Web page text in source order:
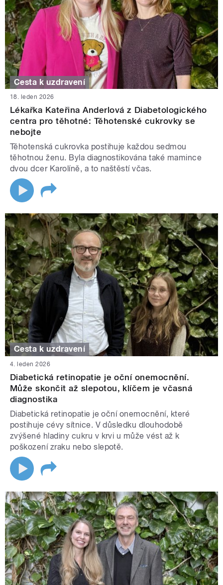
Cesta k uzdravení
18. leden 2026
Lékařka Kateřina Anderlová z Diabetologického
centra pro těhotné: Těhotenské cukrovky se
nebojte
Těhotenská cukrovka postihuje každou sedmou
těhotnou ženu. Byla diagnostikována také mamince
dvou dcer Karolíně, a to naštěstí včas.
Cesta k uzdravení
4. leden 2026
Diabetická retinopatie je oční onemocnění.
Může skončit až slepotou, klíčem je včasná
diagnostika
Diabetická retinopatie je oční onemocnění, které
postihuje cévy sítnice. V důsledku dlouhodobě
zvýšené hladiny cukru v krvi u může vést až k
poškození zraku nebo slepotě.